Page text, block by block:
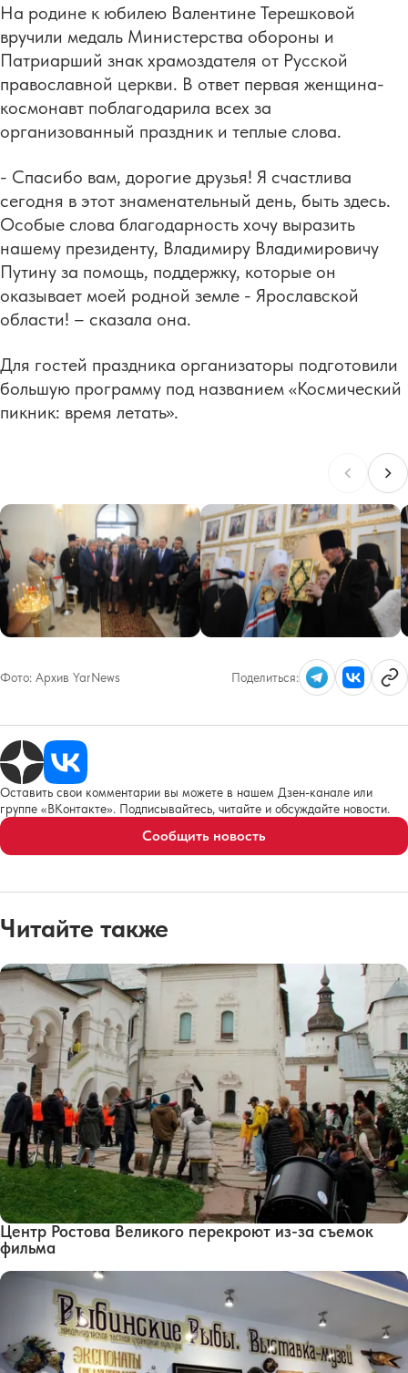
​На родине к юбилею Валентине Терешковой
вручили медаль Министерства обороны и
Патриарший знак храмоздателя от Русской
православной церкви. В ответ первая женщина-
космонавт поблагодарила всех за
организованный праздник и теплые слова.
- Спасибо вам, дорогие друзья! Я счастлива
сегодня в этот знаменательный день, быть здесь.
Особые слова благодарность хочу выразить
нашему президенту, Владимиру Владимировичу
Путину за помощь, поддержку, которые он
оказывает моей родной земле - Ярославской
области! – сказала она.
Для гостей праздника организаторы подготовили
большую программу под названием «Космический
пикник: время летать».
Фото: Архив YarNews Поделиться:
Оставить свои комментарии вы можете в нашем Дзен-канале или
группе «ВКонтакте». Подписывайтесь, читайте и обсуждайте новости.
Сообщить новость
Читайте также
Центр Ростова Великого перекроют из-за съемок
фильма